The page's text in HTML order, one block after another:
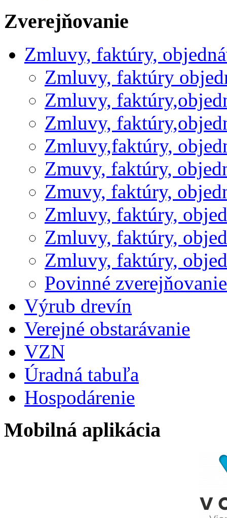
Zverejňovanie
Zmluvy, faktúry,
Zmluvy, faktúry
Zmluvy,
Zmluvy,
Zmluvy,faktúry,
Zmuvy, faktúry,
Zmuvy, faktúry,
Zmluvy, faktúry,
Zmluvy, faktúry,
Zmluvy, faktúry,
Povinné
Výrub drevín
Verejné obstarávanie
VZN
Úradná tabuľa
Hospodárenie
Mobilná aplikácia